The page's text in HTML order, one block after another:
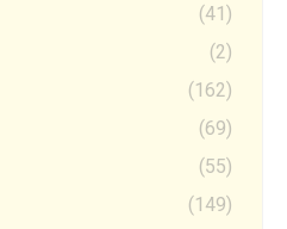
(41)
(2)
(162)
(69)
(55)
(149)